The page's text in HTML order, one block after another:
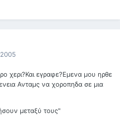
χερι?Και εγραφε?Εμενα μου ηρθε
Ανταμς να χοροπηδα σε μια
μεταξύ τους"